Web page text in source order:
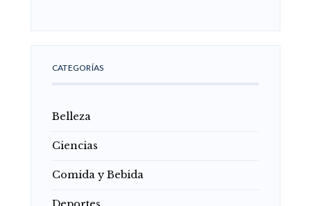
CATEGORÍAS
Belleza
Ciencias
Comida y Bebida